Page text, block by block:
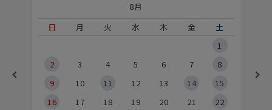
8月
日
月 火 水 木 金
土
1
2
3 4 5 6 7
8
9
10 11 12 13 14
15
16
17 18 19 20 21
22